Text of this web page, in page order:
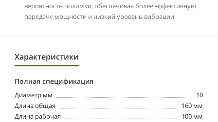
вероятность поломки, обеспечивая более эффективную
передачу мощности и низкий уровень вибрации
Характеристики
Полная спецификация
Диаметр мм
10
Длина общая
160 мм
Длина рабочая
100 мм